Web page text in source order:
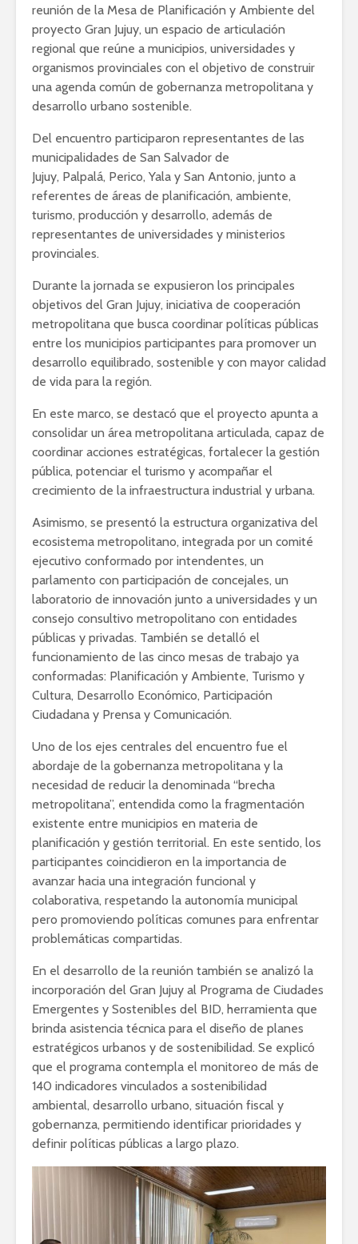
reunión de la Mesa de Planificación y Ambiente del
proyecto Gran Jujuy, un espacio de articulación
regional que reúne a municipios, universidades y
organismos provinciales con el objetivo de construir
una agenda común de gobernanza metropolitana y
desarrollo urbano sostenible.
Del encuentro participaron representantes de las
municipalidades de San Salvador de
Jujuy, Palpalá, Perico, Yala y San Antonio, junto a
referentes de áreas de planificación, ambiente,
turismo, producción y desarrollo, además de
representantes de universidades y ministerios
provinciales.
Durante la jornada se expusieron los principales
objetivos del Gran Jujuy, iniciativa de cooperación
metropolitana que busca coordinar políticas públicas
entre los municipios participantes para promover un
desarrollo equilibrado, sostenible y con mayor calidad
de vida para la región.
En este marco, se destacó que el proyecto apunta a
consolidar un área metropolitana articulada, capaz de
coordinar acciones estratégicas, fortalecer la gestión
pública, potenciar el turismo y acompañar el
crecimiento de la infraestructura industrial y urbana.
Asimismo, se presentó la estructura organizativa del
ecosistema metropolitano, integrada por un comité
ejecutivo conformado por intendentes, un
parlamento con participación de concejales, un
laboratorio de innovación junto a universidades y un
consejo consultivo metropolitano con entidades
públicas y privadas. También se detalló el
funcionamiento de las cinco mesas de trabajo ya
conformadas: Planificación y Ambiente, Turismo y
Cultura, Desarrollo Económico, Participación
Ciudadana y Prensa y Comunicación.
Uno de los ejes centrales del encuentro fue el
abordaje de la gobernanza metropolitana y la
necesidad de reducir la denominada “brecha
metropolitana”, entendida como la fragmentación
existente entre municipios en materia de
planificación y gestión territorial. En este sentido, los
participantes coincidieron en la importancia de
avanzar hacia una integración funcional y
colaborativa, respetando la autonomía municipal
pero promoviendo políticas comunes para enfrentar
problemáticas compartidas.
En el desarrollo de la reunión también se analizó la
incorporación del Gran Jujuy al Programa de Ciudades
Emergentes y Sostenibles del BID, herramienta que
brinda asistencia técnica para el diseño de planes
estratégicos urbanos y de sostenibilidad. Se explicó
que el programa contempla el monitoreo de más de
140 indicadores vinculados a sostenibilidad
ambiental, desarrollo urbano, situación fiscal y
gobernanza, permitiendo identificar prioridades y
definir políticas públicas a largo plazo.